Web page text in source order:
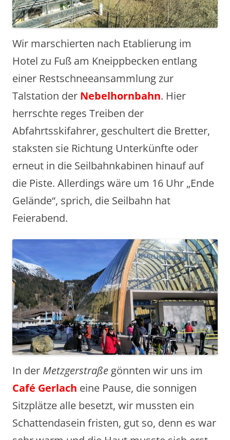
Wir marschierten nach Etablierung im
Hotel zu Fuß am Kneippbecken entlang
einer Restschneeansammlung zur
Talstation der Nebelhornbahn. Hier
herrschte reges Treiben der
Abfahrtsskifahrer, geschultert die Bretter,
staksten sie Richtung Unterkünfte oder
erneut in die Seilbahnkabinen hinauf auf
die Piste. Allerdings wäre um 16 Uhr „Ende
Gelände“, sprich, die Seilbahn hat
Feierabend.
In der Metzgerstraße gönnten wir uns im
Café Gerlach eine Pause, die sonnigen
Sitzplätze alle besetzt, wir mussten ein
Schattendasein fristen, gut so, denn es war